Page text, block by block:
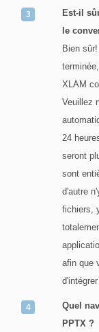
Est-il
le
Bien
XLAM
Veuillez
24
seront
sont
d'autre
fichiers,
afin que
Quel
PPTX ?